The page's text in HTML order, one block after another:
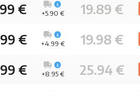
€ 19.89 €
+5.90 €
€ 19.98 €
+4.99 €
€ 25.94 €
+8.95 €